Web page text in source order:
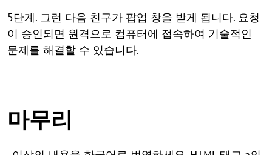
5단계. 그런 다음 친구가 팝업 창을 받게 됩니다. 요청
이 승인되면 원격으로 컴퓨터에 접속하여 기술적인
문제를 해결할 수 있습니다.
마무리